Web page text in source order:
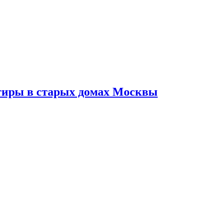
в старых домах Москвы